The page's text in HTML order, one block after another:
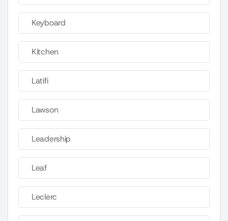
Keyboard
Kitchen
Latifi
Lawson
Leadership
Leaf
Leclerc